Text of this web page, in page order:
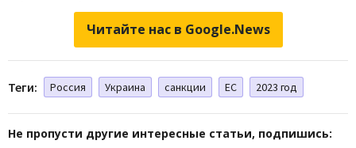
Читайте нас в Google.News
Теги: Россия Украина санкции ЕС 2023 год
Не пропусти другие интересные статьи, подпишись: